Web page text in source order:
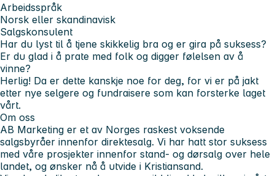
Arbeidsspråk
Norsk eller skandinavisk
Salgskonsulent
Har du lyst til å tjene skikkelig bra og er gira på suksess?
Er du glad i å prate med folk og digger følelsen av å
vinne?
Herlig! Da er dette kanskje noe for deg, for vi er på jakt
etter nye selgere og fundraisere som kan forsterke laget
vårt.
Om oss
AB Marketing er et av Norges raskest voksende
salgsbyråer innenfor direktesalg. Vi har hatt stor suksess
med våre prosjekter innenfor stand- og dørsalg over hele
landet, og ønsker nå å utvide i Kristiansand.